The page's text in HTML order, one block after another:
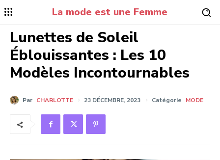
La mode est une Femme.
Lunettes de Soleil
Éblouissantes : Les 10
Modèles Incontournables
Par CHARLOTTE 23 DÉCEMBRE, 2023 Catégorie MODE